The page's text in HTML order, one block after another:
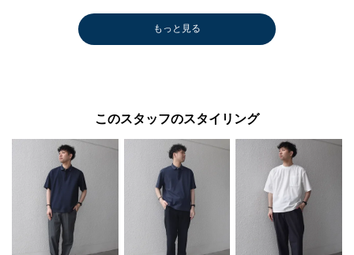
もっと見る
このスタッフのスタイリング